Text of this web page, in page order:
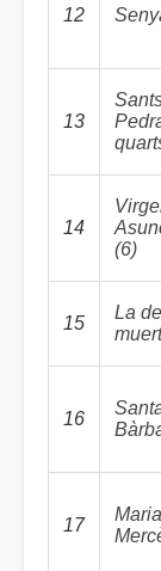
12
13
14
(6)
15
La
16
17